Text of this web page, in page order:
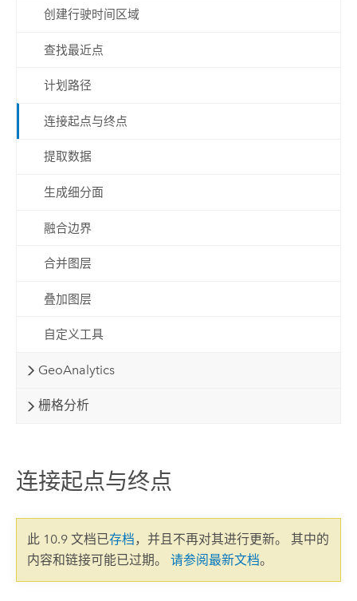
创建行驶时间区域
查找最近点
计划路径
连接起点与终点
提取数据
生成细分面
融合边界
合并图层
叠加图层
自定义工具
GeoAnalytics
栅格分析
连接起点与终点
此 10.9 文档已存档，并且不再对其进行更新。 其中的
内容和链接可能已过期。 请参阅最新文档。